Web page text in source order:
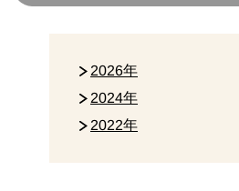
2026年
2024年
2022年